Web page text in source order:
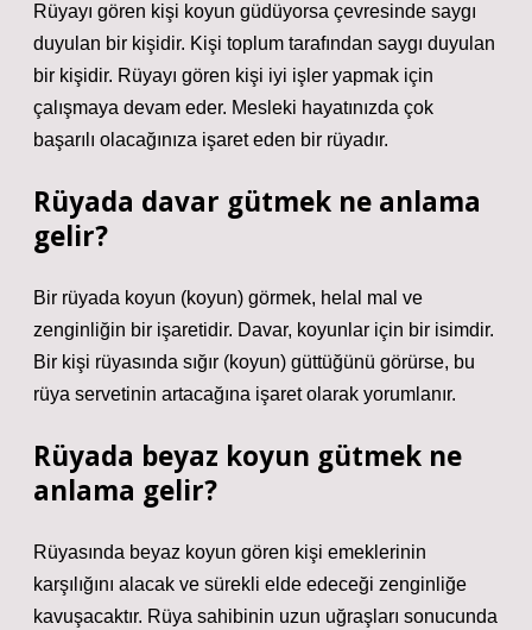
Rüyayı gören kişi koyun güdüyorsa çevresinde saygı
duyulan bir kişidir. Kişi toplum tarafından saygı duyulan
bir kişidir. Rüyayı gören kişi iyi işler yapmak için
çalışmaya devam eder. Mesleki hayatınızda çok
başarılı olacağınıza işaret eden bir rüyadır.
Rüyada davar gütmek ne anlama
gelir?
Bir rüyada koyun (koyun) görmek, helal mal ve
zenginliğin bir işaretidir. Davar, koyunlar için bir isimdir.
Bir kişi rüyasında sığır (koyun) güttüğünü görürse, bu
rüya servetinin artacağına işaret olarak yorumlanır.
Rüyada beyaz koyun gütmek ne
anlama gelir?
Rüyasında beyaz koyun gören kişi emeklerinin
karşılığını alacak ve sürekli elde edeceği zenginliğe
kavuşacaktır. Rüya sahibinin uzun uğraşları sonucunda